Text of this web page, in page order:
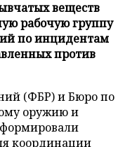
веществ
рабочую группу
по инцидентам
против
(ФБР) и Бюро по
оружию и
координации